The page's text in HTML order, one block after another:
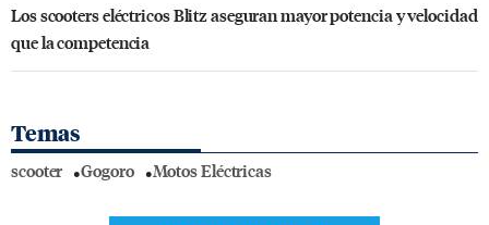
Los scooters eléctricos Blitz aseguran mayor potencia y velocidad
que la competencia
Temas
scooter Gogoro Motos Eléctricas